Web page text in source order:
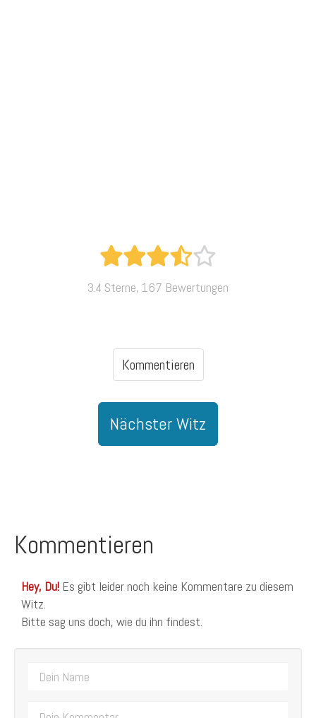
3.4 Sterne, 167 Bewertungen
Kommentieren
Nächster Witz
Kommentieren
Hey, Du! Es gibt leider noch keine Kommentare zu diesem
Witz.
Bitte sag uns doch, wie du ihn findest.